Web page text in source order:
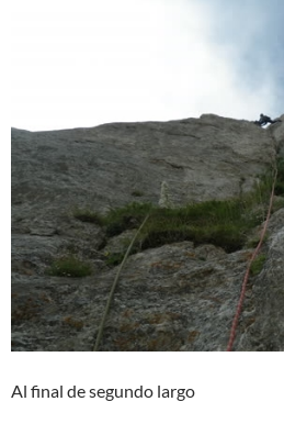
Al final de segundo largo